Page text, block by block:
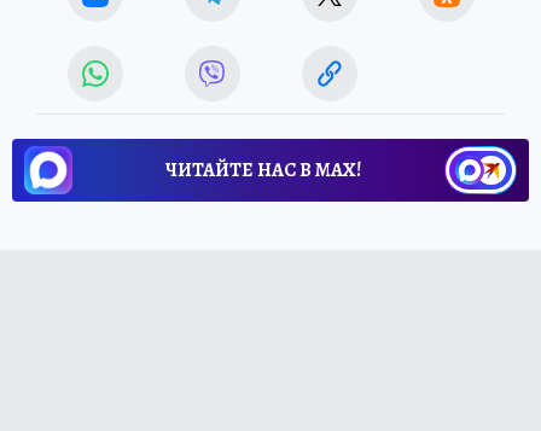
ЧИТАЙТЕ НАС В МАХ!